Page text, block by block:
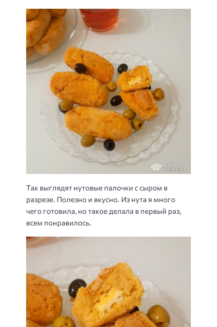
Так выглядят нутовые палочки с сыром в
разрезе. Полезно и вкусно. Из нута я много
чего готовила, но такое делала в первый раз,
всем понравилось.